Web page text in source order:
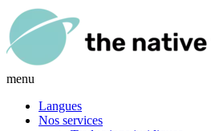
menu
Langues
Nos services